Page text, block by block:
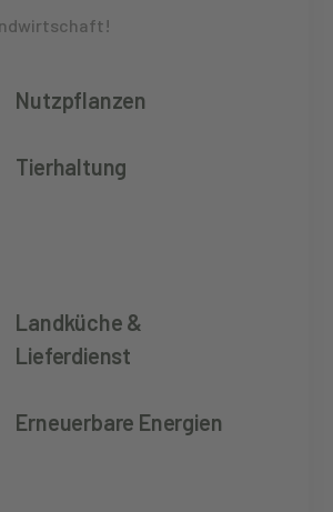
Nutzpflanzen
Tierhaltung
Landküche &
Lieferdienst
Erneuerbare Energien